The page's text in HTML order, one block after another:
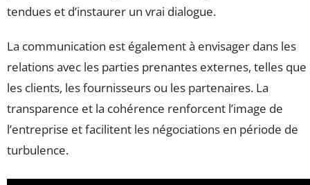
tendues et d’instaurer un vrai dialogue.
La communication est également à envisager dans les
relations avec les parties prenantes externes, telles que
les clients, les fournisseurs ou les partenaires. La
transparence et la cohérence renforcent l’image de
l’entreprise et facilitent les négociations en période de
turbulence.